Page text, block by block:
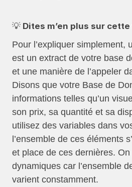
💡 Dites m’en plus sur
Pour l’expliquer simplement,
est un extract de votre base
et une manière de l’appeler
Disons que votre Base de
informations telles qu’un
son prix, sa quantité et sa
utilisez des variables dans
l’ensemble de ces éléments
et place de ces dernières.
dynamiques car l’ensemble
varient constamment.